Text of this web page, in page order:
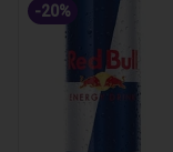
-20%